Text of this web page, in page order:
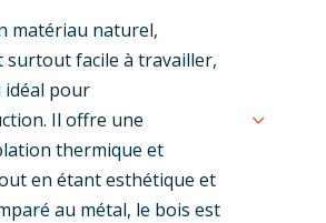
matériau naturel,
surtout facile à travailler,
idéal pour
Il offre une
thermique et
en étant esthétique et
au métal, le bois est